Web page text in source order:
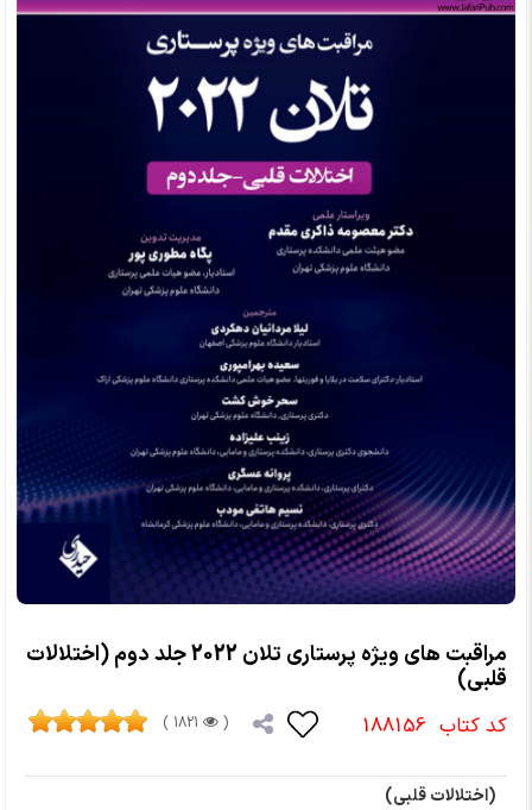
مراقبت های ویژه پرستاری تلان 2022 جلد دوم (اختلالات
قلبی)
کد کتاب 188156
(
1821 )
(اختلالات قلبی)